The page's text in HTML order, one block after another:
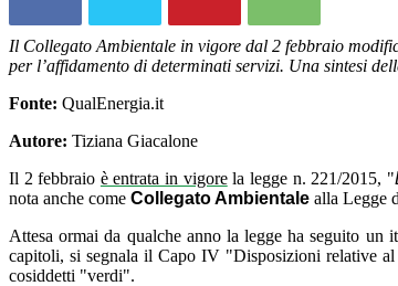
Il Collegato Ambientale in vigore dal 2 febbraio
per l’affidamento di determinati servizi. Una sintesi
Fonte: QualEnergia.it
Autore: Tiziana Giacalone
Il 2 febbraio è entrata in vigore la legge n. 221/2015, "
nota anche come Collegato Ambientale alla Legge
Attesa ormai da qualche anno la legge ha seguito
capitoli, si segnala il Capo IV "Disposizioni relative
cosiddetti "verdi".